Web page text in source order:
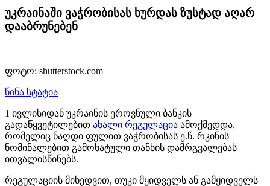
უკრაინაში ვაჭრობისას ხურდას ზუსტად აღარ
დააბრუნებენ
ფოტო: shutterstock.com
წინა სტატია
1 ივლისიდან უკრაინის ეროვნული ბანკის
გადაწყვეტილებით ახალი რეგულაცია ამოქმედდა,
რომელიც ნაღდი ფულით ვაჭრობისას ე.წ. რკინის
ნომინალებით გამოხატული თანხის დამრგვალებას
ითვალისწინებს.
რეგულაციის მიხედვით, თუკი მყიდველს ან გამყიდველს